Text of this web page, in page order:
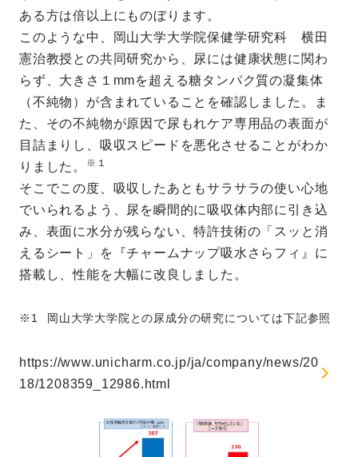
ある方は倍以上にものぼります。
このような中、岡山大学大学院保健学研究科 横田
憲治教授との共同研究から、尿には健康状態に関わ
らず、大きさ１mmを超える糖タンパク質の凝集体
（不純物）が含まれていることを確認しました。ま
た、その不純物が原因で尿もれケア専用品の表面が
目詰まりし、吸収スピードを悪化させることがわか
りました。
※１
そこでこの度、吸収したあともサラサラの使い心地
でいられるよう、尿を瞬間的に吸収体内部に引き込
み、表面に水分が残らない、特許技術の「スッと消
えるシート」を『チャームナップ吸水さらフィ』に
搭載し、性能を大幅に改良しました。
岡山大学大学院との尿成分の研究については下記参照
https://www.unicharm.co.jp/ja/company/news/20
18/1208359_12986.html